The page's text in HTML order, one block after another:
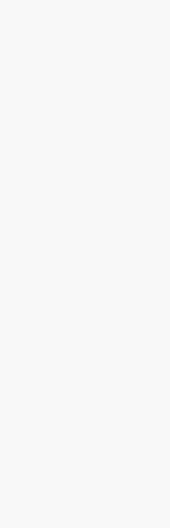
nạp âm
- Trung cung,
Nâu, Be; hướng
đây tóm tắt 10 chỉ